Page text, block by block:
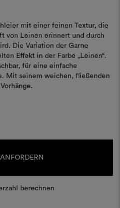
mit einer feinen Textur, die
von Leinen erinnert und durch
Die Variation der Garne
Effekt in der Farbe „Leinen“.
für eine einfache
Mit seinem weichen, fließenden
berechnen